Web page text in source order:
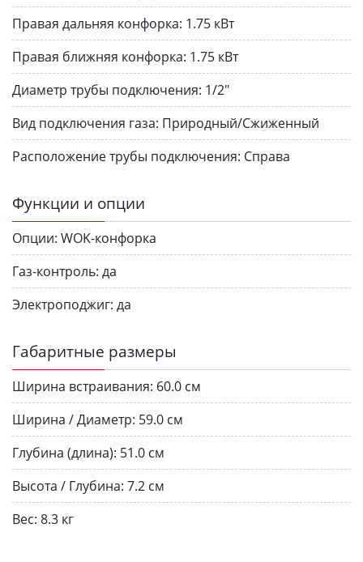
Правая дальняя конфорка: 1.75 кВт
Правая ближняя конфорка: 1.75 кВт
Диаметр трубы подключения: 1/2"
Вид подключения газа: Природный/Сжиженный
Расположение трубы подключения: Справа
Функции и опции
Опции: WOK-конфорка
Газ-контроль: да
Электроподжиг: да
Габаритные размеры
Ширина встраивания: 60.0 см
Ширина / Диаметр: 59.0 см
Глубина (длина): 51.0 см
Высота / Глубина: 7.2 см
Вес: 8.3 кг